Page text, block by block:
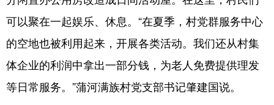
可以聚在一起娱乐、休息。“在夏季，村党群服务中心
的空地也被利用起来，开展各类活动。我们还从村集
体企业的利润中拿出一部分钱，为老人免费提供理发
等日常服务。”蒲河满族村党支部书记肇建国说。